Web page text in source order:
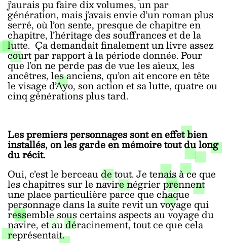
j’aurais pu faire dix volumes, un par
génération, mais j’avais envie d’un roman plus
serré, où l’on sente, presque de chapitre en
chapitre, l’héritage des souffrances et de la
lutte. Ça demandait finalement un livre assez
court par rapport à la période donnée. Pour
que l’on ne perde pas de vue les aïeux, les
ancêtres, les anciens, qu’on ait encore en tête
le visage d’Ayo, son action et sa lutte, quatre ou
cinq générations plus tard.
Les premiers personnages sont en effet bien
installés, on les garde en mémoire tout du long
du récit.
Oui, c’est le berceau de tout. Je tenais à ce que
les chapitres sur le navire négrier prennent
une place particulière parce que chaque
personnage dans la suite revit un voyage qui
ressemble sous certains aspects au voyage du
navire, et au déracinement, tout ce que cela
représentait.